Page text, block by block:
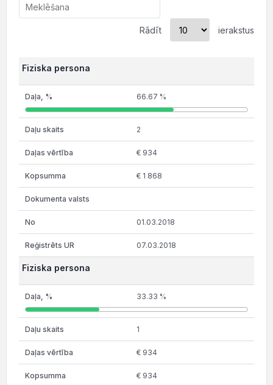
Rādīt ierakstus
Fiziska persona
66.67 %
2
€ 934
€ 1 868
01.03.2018
07.03.2018
Fiziska persona
33.33 %
1
€ 934
€ 934